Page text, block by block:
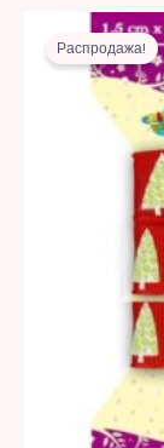
Распродажа!
цена